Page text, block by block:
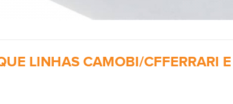
LINHAS CAMOBI/CFFERRARI